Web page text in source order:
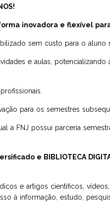
inovadora e flexível
sem custo para o aluno
e aulas,
para os semestres
a FNJ possui parceria
e BIBLIOTECA
e artigos científicos,
à informação, estudo,